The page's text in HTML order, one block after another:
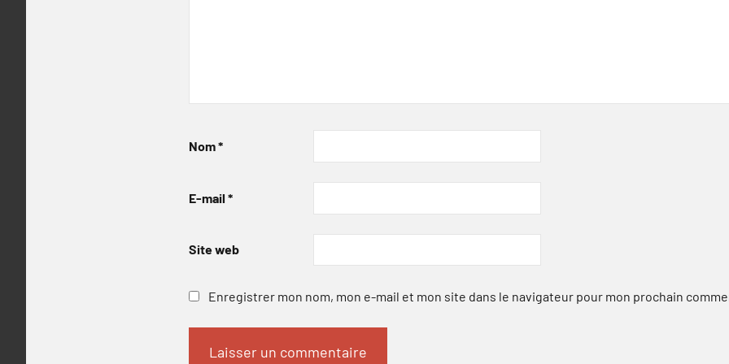
Nom*
E-mail *
Site web
Enregistrer mon nom, mon e-mail et mon site dans le navigateur pour mon prochain